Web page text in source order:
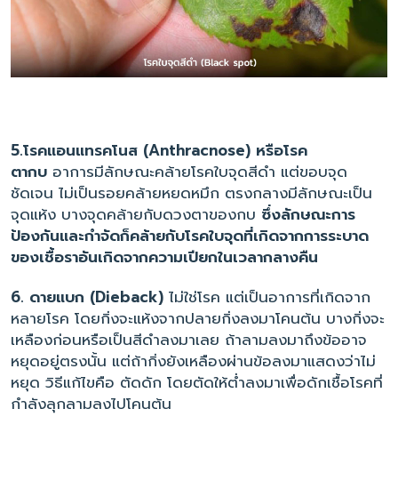
5.โรคแอนแทรคโนส (Anthracnose) หรือโรค
ตากบ อาการมีลักษณะคล้ายโรคใบจุดสีดำ แต่ขอบจุด
ชัดเจน ไม่เป็นรอยคล้ายหยดหมึก ตรงกลางมีลักษณะเป็น
จุดแห้ง บางจุดคล้ายกับดวงตาของกบ ซึ่งลักษณะการ
ป้องกันและกำจัดก็คล้ายกับโรคใบจุดที่เกิดจากการระบาด
ของเชื้อราอันเกิดจากความเปียกในเวลากลางคืน
6. ดายแบก (Dieback) ไม่ใช่โรค แต่เป็นอาการที่เกิดจาก
หลายโรค โดยกิ่งจะแห้งจากปลายกิ่งลงมาโคนต้น บางกิ่งจะ
เหลืองก่อนหรือเป็นสีดำลงมาเลย ถ้าลามลงมาถึงข้ออาจ
หยุดอยู่ตรงนั้น แต่ถ้ากิ่งยังเหลืองผ่านข้อลงมาแสดงว่าไม่
หยุด วิธีแก้ไขคือ ตัดดัก โดยตัดให้ต่ำลงมาเพื่อดักเชื้อโรคที่
กำลังลุกลามลงไปโคนต้น